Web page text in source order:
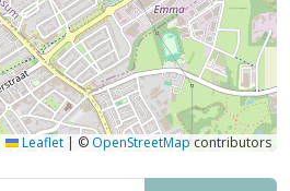
Leaflet | ©OpenStreetMap contributors